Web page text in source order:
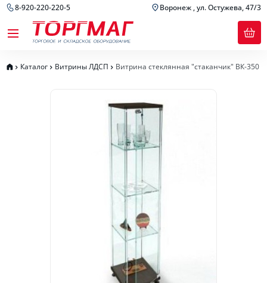
8-920-220-220-5 Воронеж , ул. Остужева, 47/3
Каталог Витрины ЛДСП Витрина стеклянная "стаканчик" ВК-350